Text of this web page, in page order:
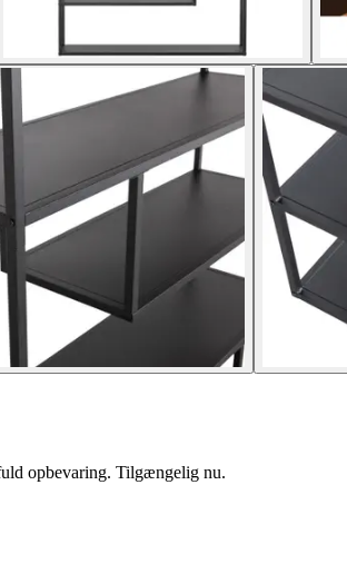
opbevaring. Tilgængelig nu.